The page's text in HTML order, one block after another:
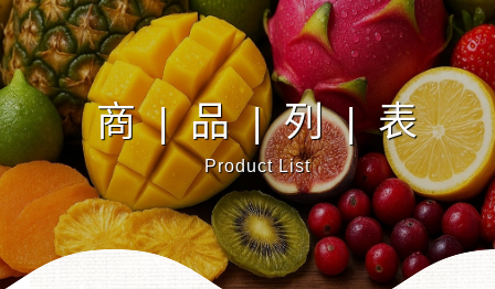
商|品|列|表
Product List